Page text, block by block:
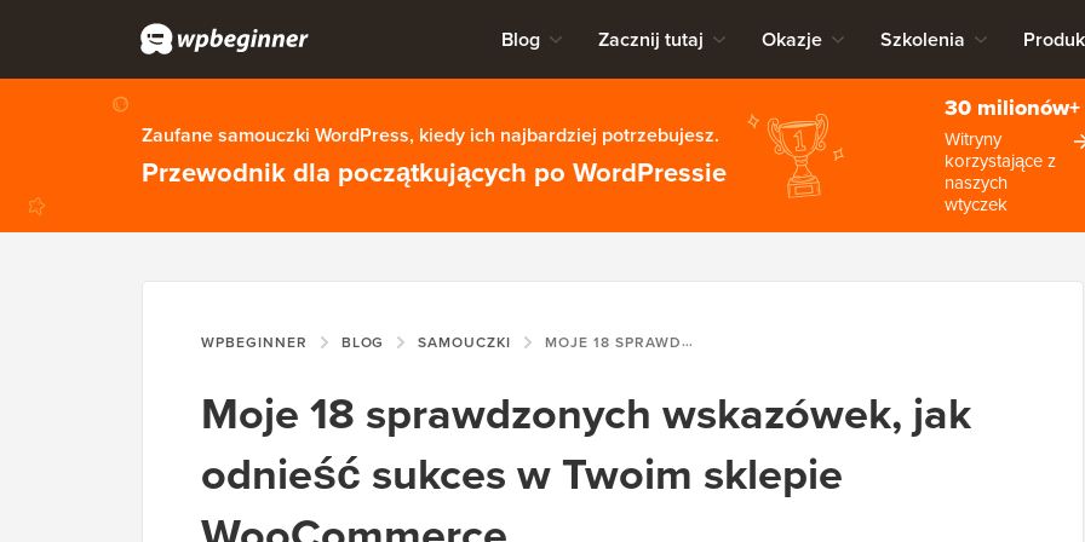
Blog Zacznij tutaj Okazje Szkolenia
Zaufane samouczki WordPress, kiedy ich najbardziej potrzebujesz.
Przewodnik dla początkujących po WordPressie
30 milionów+
Witryny
korzystające z
naszych
wtyczek
WPBEGINNER BLOG SAMOUCZKI MOJE 18 SPRAWDZONYCH WSKAZÓWEK, JAK ODNIEŚĆ SUKCES W TWOIM SKLEPIE WOOCOMMERCE
Moje 18 sprawdzonych wskazówek, jak
odnieść sukces w Twoim sklepie